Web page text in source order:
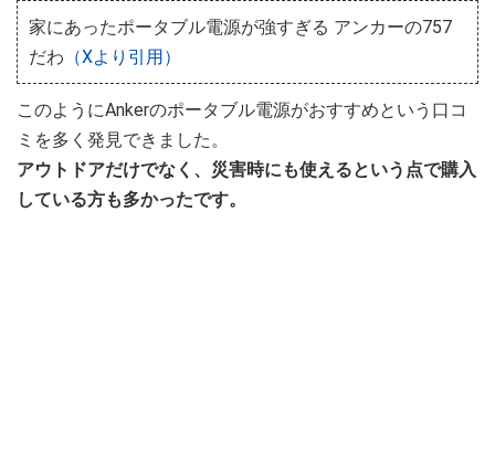
家にあったポータブル電源が強すぎる アンカーの757
だわ （Xより引用）
このようにAnkerのポータブル電源がおすすめという口コ
ミを多く発見できました。
アウトドアだけでなく、災害時にも使えるという点で購入
している方も多かったです。